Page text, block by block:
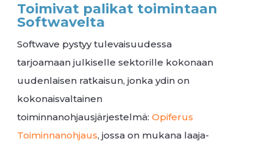
Toimivat palikat toimintaan
Softwavelta
Softwave pystyy tulevaisuudessa
tarjoamaan julkiselle sektorille kokonaan
uudenlaisen ratkaisun, jonka ydin on
kokonaisvaltainen
toiminnanohjausjärjestelmä:Opiferus
Toiminnanohjaus, jossa on mukana laaja-